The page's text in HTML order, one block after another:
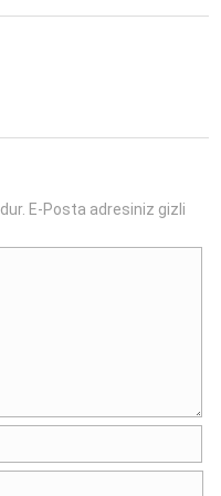
E-Posta adresiniz gizli